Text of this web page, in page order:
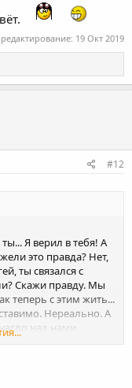
19 Окт 2019
#12
Я верил в тебя! А
это правда? Нет,
ты связался с
Скажи правду. Мы
теперь с этим жить...
Нереально. А
над нами
равно всплывёт.